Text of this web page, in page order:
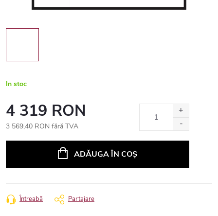
In stoc
4 319 RON
3 569,40 RON fără TVA
ADĂUGA ÎN COŞ
Întreabă Partajare